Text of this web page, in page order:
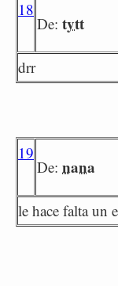
18
De: tytt
drr
19
De: nana
le hace falta un